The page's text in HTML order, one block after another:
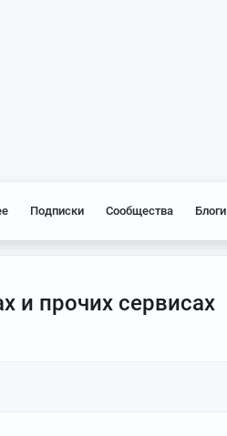
Подписки Сообщества Блоги
и прочих сервисах